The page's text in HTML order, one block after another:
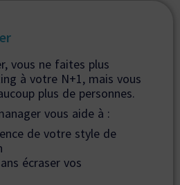
vous ne faites plus
à votre N+1, mais vous
plus de personnes.
vous aide à :
de votre style de
écraser vos